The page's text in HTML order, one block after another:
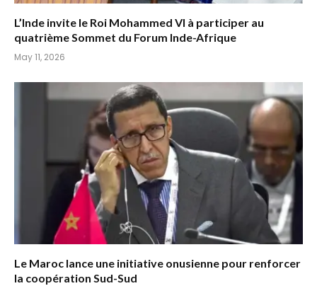
L’Inde invite le Roi Mohammed VI à participer au
quatrième Sommet du Forum Inde-Afrique
May 11, 2026
Le Maroc lance une initiative onusienne pour renforcer
la coopération Sud-Sud